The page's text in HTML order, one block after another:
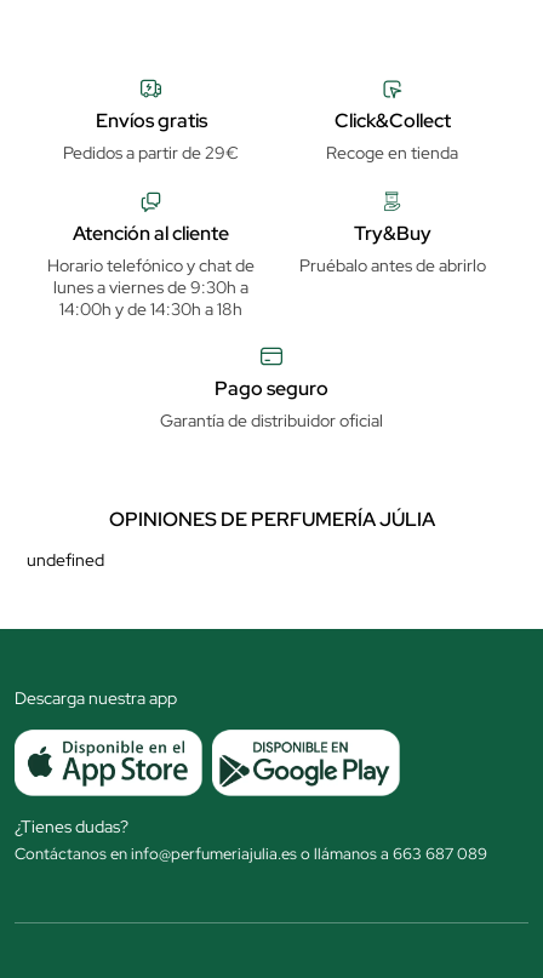
Envíos gratis
Pedidos a partir de 29€
Click&Collect
Recoge en tienda
Atención al cliente
Horario telefónico y chat de
lunes a viernes de 9:30h a
14:00h y de 14:30h a 18h
Try&Buy
Pruébalo antes de abrirlo
Pago seguro
Garantía de distribuidor oficial
OPINIONES DE PERFUMERÍA JÚLIA
undefined
Descarga nuestra app
¿Tienes dudas?
Contáctanos en info@perfumeriajulia.es o llámanos a 663 687 089